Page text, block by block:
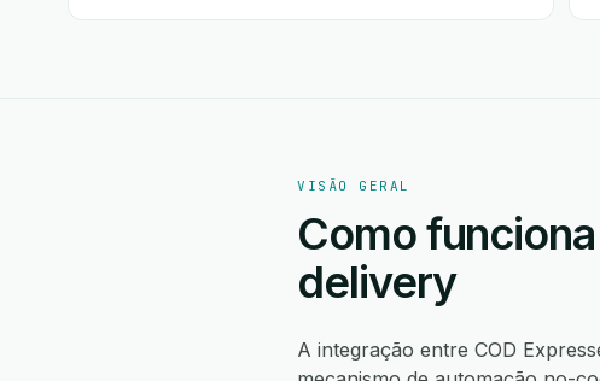
VISÃO GERAL
Como
delivery
A integração entre COD